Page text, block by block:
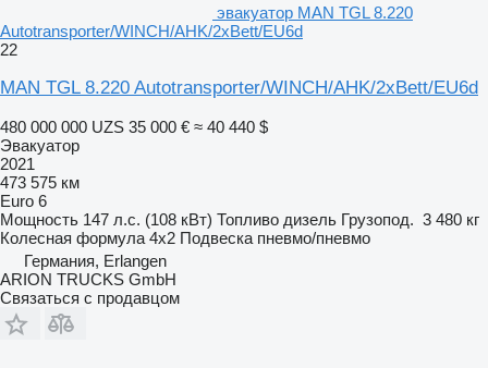
эвакуатор MAN TGL 8.220
Autotransporter/WINCH/AHK/2xBett/EU6d
22
MAN TGL 8.220 Autotransporter/WINCH/AHK/2xBett/EU6d
480 000 000 UZS 35 000 € ≈ 40 440 $
Эвакуатор
2021
473 575 км
Euro 6
Мощность 147 л.с. (108 кВт) Топливо дизель Грузопод. 3 480 кг
Колесная формула 4x2 Подвеска пневмо/пневмо
Германия, Erlangen
ARION TRUCKS GmbH
Связаться с продавцом